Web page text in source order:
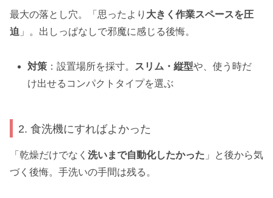
最大の落とし穴。「思ったより 大きく作業スペースを圧
迫 」。出しっぱなしで邪魔に感じる後悔。
対策 ：設置場所を採寸。 スリム・縦型や、使う時だ
け出せるコンパクトタイプを選ぶ
2. 食洗機にすればよかった
「乾燥だけでなく 洗いまで自動化したかった 」と後から気
づく後悔。手洗いの手間は残る。